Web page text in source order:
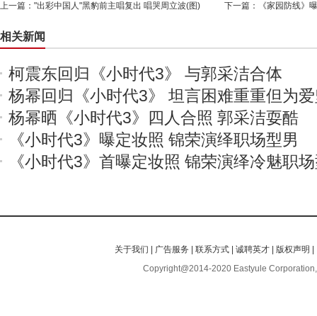
上一篇： "出彩中国人"黑豹前主唱复出 唱哭周立波(图) 下一篇： 《家园防线》
相关新闻
柯震东回归《小时代3》 与郭采洁合体
杨幂回归《小时代3》 坦言困难重重但为
杨幂晒《小时代3》四人合照 郭采洁耍酷
《小时代3》曝定妆照 锦荣演绎职场型男
《小时代3》首曝定妆照 锦荣演绎冷魅职
关于我们 广告服务 |联系方式 |诚聘英才 版权声明
Copyright@2014-2020 Eastyule